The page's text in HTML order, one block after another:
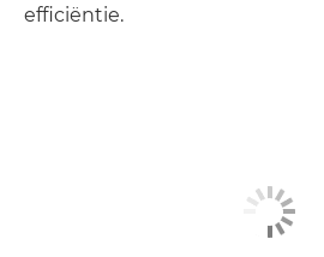
efficiëntie.